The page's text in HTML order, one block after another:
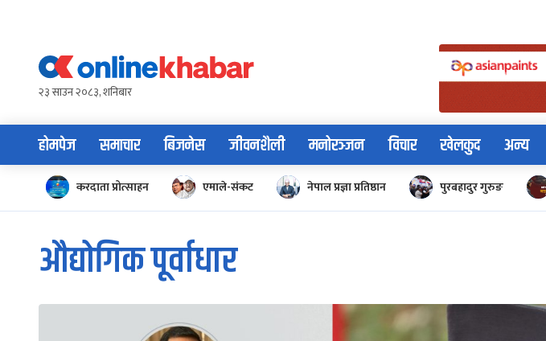
content२३ साउन २०८३, शनिबार
होमपेज समाचार बिजनेस जीवनशैली मनोरञ्जन विचार खेलकुद अन्य
करदाता प्रोत्साहन एमाले-संकट नेपाल प्रज्ञा प्रतिष्ठान पुरबहादुर गुरुङ
औद्योगिक पूर्वाधार